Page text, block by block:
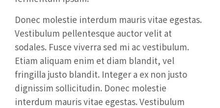
Donec molestie interdum mauris vitae egestas.
Vestibulum pellentesque auctor velit at
sodales. Fusce viverra sed mi ac vestibulum.
Etiam aliquam enim et diam blandit, vel
fringilla justo blandit. Integer a ex non justo
dignissim sollicitudin. Donec molestie
interdum mauris vitae egestas. Vestibulum